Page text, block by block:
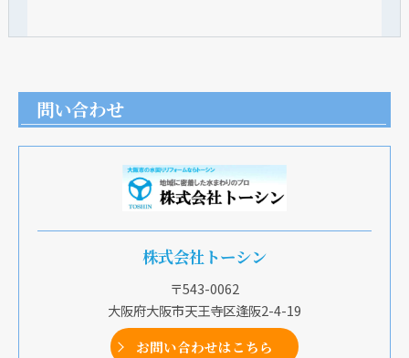
問い合わせ
株式会社トーシン
〒543-0062
大阪府大阪市天王寺区逢阪2-4-19
お問い合わせはこちら